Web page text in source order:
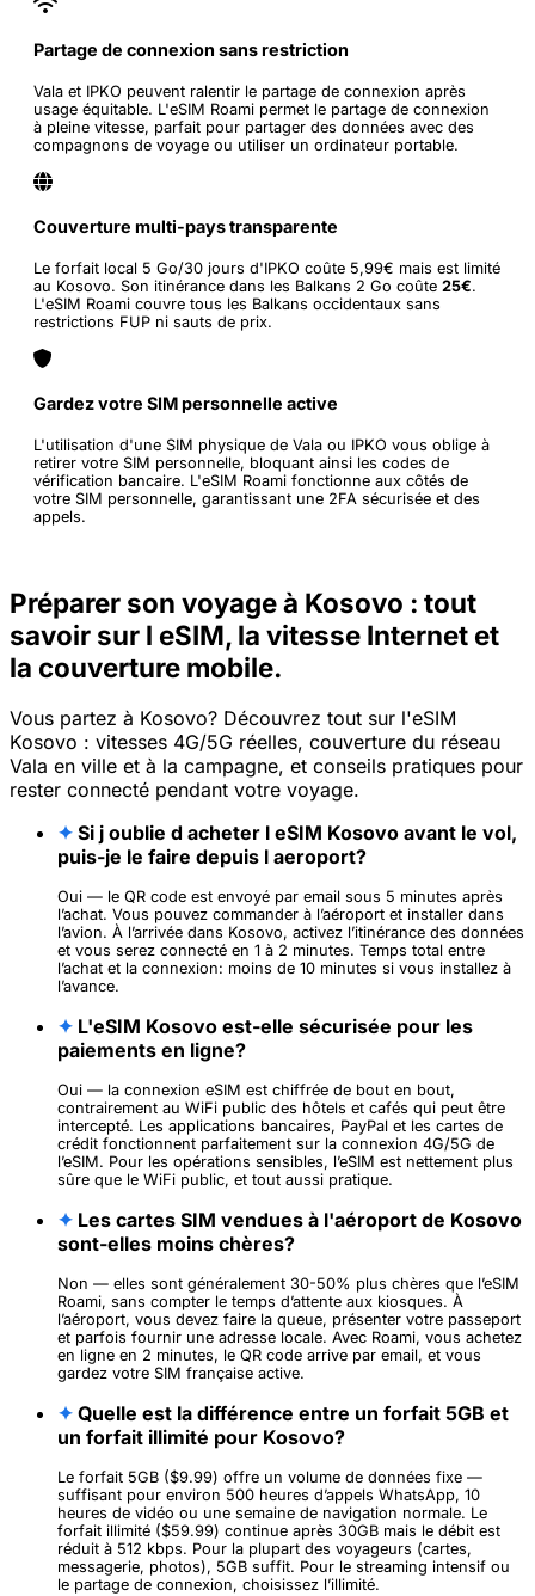
Partage de connexion sans restriction
Vala et IPKO peuvent ralentir le partage de connexion après
usage équitable. L'eSIM Roami permet le partage de connexion
à pleine vitesse, parfait pour partager des données avec des
compagnons de voyage ou utiliser un ordinateur portable.
Couverture multi-pays transparente
Le forfait local 5 Go/30 jours d'IPKO coûte 5,99€ mais est limité
au Kosovo. Son itinérance dans les Balkans 2 Go coûte 25€.
L'eSIM Roami couvre tous les Balkans occidentaux sans
restrictions FUP ni sauts de prix.
Gardez votre SIM personnelle active
L'utilisation d'une SIM physique de Vala ou IPKO vous oblige à
retirer votre SIM personnelle, bloquant ainsi les codes de
vérification bancaire. L'eSIM Roami fonctionne aux côtés de
votre SIM personnelle, garantissant une 2FA sécurisée et des
appels.
Préparer son voyage à Kosovo : tout
savoir sur l eSIM, la vitesse Internet et
la couverture mobile.
Vous partez à Kosovo? Découvrez tout sur l'eSIM
Kosovo : vitesses 4G/5G réelles, couverture du réseau
Vala en ville et à la campagne, et conseils pratiques pour
rester connecté pendant votre voyage.
✦ Si j oublie d acheter l eSIM Kosovo avant le vol,
puis-je le faire depuis l aeroport?
Oui — le QR code est envoyé par email sous 5 minutes après
l’achat. Vous pouvez commander à l’aéroport et installer dans
l’avion. À l’arrivée dans Kosovo, activez l’itinérance des données
et vous serez connecté en 1 à 2 minutes. Temps total entre
l’achat et la connexion: moins de 10 minutes si vous installez à
l’avance.
✦ L'eSIM Kosovo est-elle sécurisée pour les
paiements en ligne?
Oui — la connexion eSIM est chiffrée de bout en bout,
contrairement au WiFi public des hôtels et cafés qui peut être
intercepté. Les applications bancaires, PayPal et les cartes de
crédit fonctionnent parfaitement sur la connexion 4G/5G de
l’eSIM. Pour les opérations sensibles, l’eSIM est nettement plus
sûre que le WiFi public, et tout aussi pratique.
✦ Les cartes SIM vendues à l'aéroport de Kosovo
sont-elles moins chères?
Non — elles sont généralement 30-50% plus chères que l’eSIM
Roami, sans compter le temps d’attente aux kiosques. À
l’aéroport, vous devez faire la queue, présenter votre passeport
et parfois fournir une adresse locale. Avec Roami, vous achetez
en ligne en 2 minutes, le QR code arrive par email, et vous
gardez votre SIM française active.
✦ Quelle est la différence entre un forfait 5GB et
un forfait illimité pour Kosovo?
Le forfait 5GB ($9.99) offre un volume de données fixe —
suffisant pour environ 500 heures d’appels WhatsApp, 10
heures de vidéo ou une semaine de navigation normale. Le
forfait illimité ($59.99) continue après 30GB mais le débit est
réduit à 512 kbps. Pour la plupart des voyageurs (cartes,
messagerie, photos), 5GB suffit. Pour le streaming intensif ou
le partage de connexion, choisissez l’illimité.